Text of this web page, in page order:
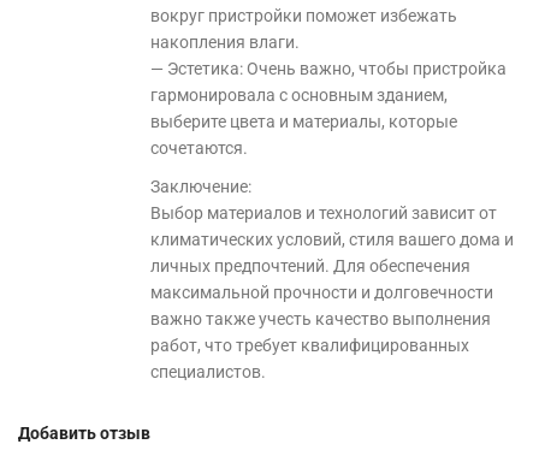
вокруг пристройки поможет избежать
накопления влаги.
— Эстетика: Очень важно, чтобы пристройка
гармонировала с основным зданием,
выберите цвета и материалы, которые
сочетаются.
Заключение:
Выбор материалов и технологий зависит от
климатических условий, стиля вашего дома и
личных предпочтений. Для обеспечения
максимальной прочности и долговечности
важно также учесть качество выполнения
работ, что требует квалифицированных
специалистов.
Добавить отзыв